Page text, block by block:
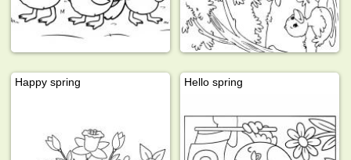
Happy spring Hello spring